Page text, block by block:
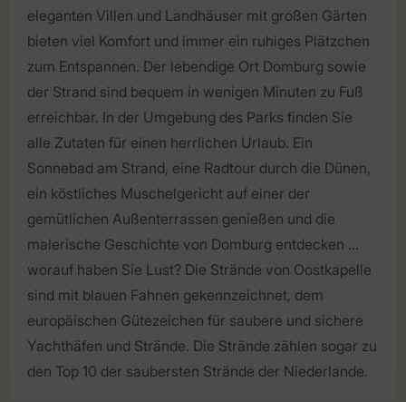
eleganten Villen und Landhäuser mit großen Gärten
bieten viel Komfort und immer ein ruhiges Plätzchen
zum Entspannen. Der lebendige Ort Domburg sowie
der Strand sind bequem in wenigen Minuten zu Fuß
erreichbar. In der Umgebung des Parks finden Sie
alle Zutaten für einen herrlichen Urlaub. Ein
Sonnebad am Strand, eine Radtour durch die Dünen,
ein köstliches Muschelgericht auf einer der
gemütlichen Außenterrassen genießen und die
malerische Geschichte von Domburg entdecken ...
worauf haben Sie Lust? Die Strände von Oostkapelle
sind mit blauen Fahnen gekennzeichnet, dem
europäischen Gütezeichen für saubere und sichere
Yachthäfen und Strände. Die Strände zählen sogar zu
den Top 10 der saubersten Strände der Niederlande.